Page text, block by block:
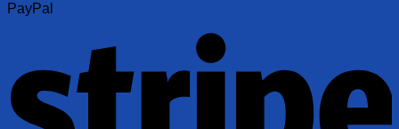
PayPal